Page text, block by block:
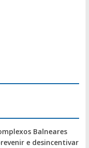
Balneares
e desincentivar